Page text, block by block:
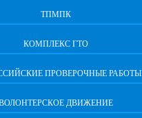
ТПМПК
КОМПЛЕКС ГТО
ПРОВЕРОЧНЫЕ РАБОТЫ
ДВИЖЕНИЕ